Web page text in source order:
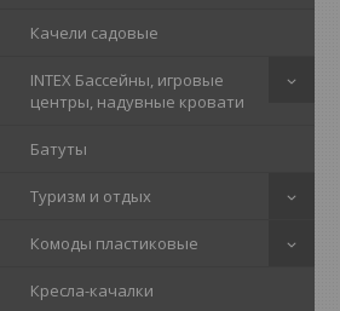
Качели садовые
INTEX Бассейны, игровые
центры, надувные кровати
Батуты
Туризм и отдых
Комоды пластиковые
Кресла-качалки